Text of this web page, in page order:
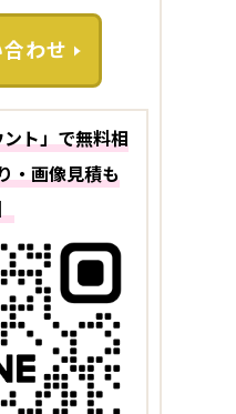
わせ
ント」で無料相
・画像見積も